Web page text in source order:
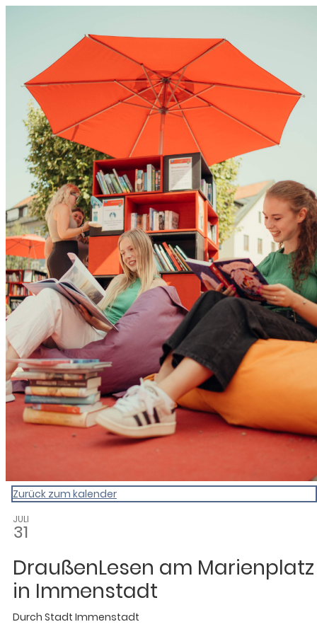
0831 - das Kemptener
Zurück zum kalender
JULI
31
DraußenLesen am Marienplatz
in Immenstadt
Durch Stadt Immenstadt